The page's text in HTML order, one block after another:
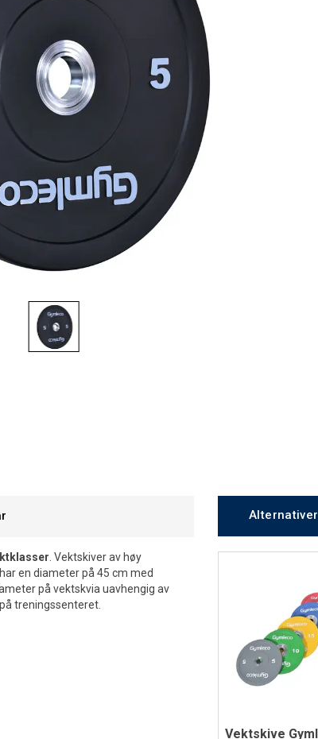
. Vektskiver av høy
en diameter på 45 cm med
på vektskvia uavhengig av
treningssenteret.
Alternativer